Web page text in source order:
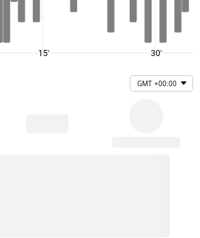
15' 30'
GMT +00:00